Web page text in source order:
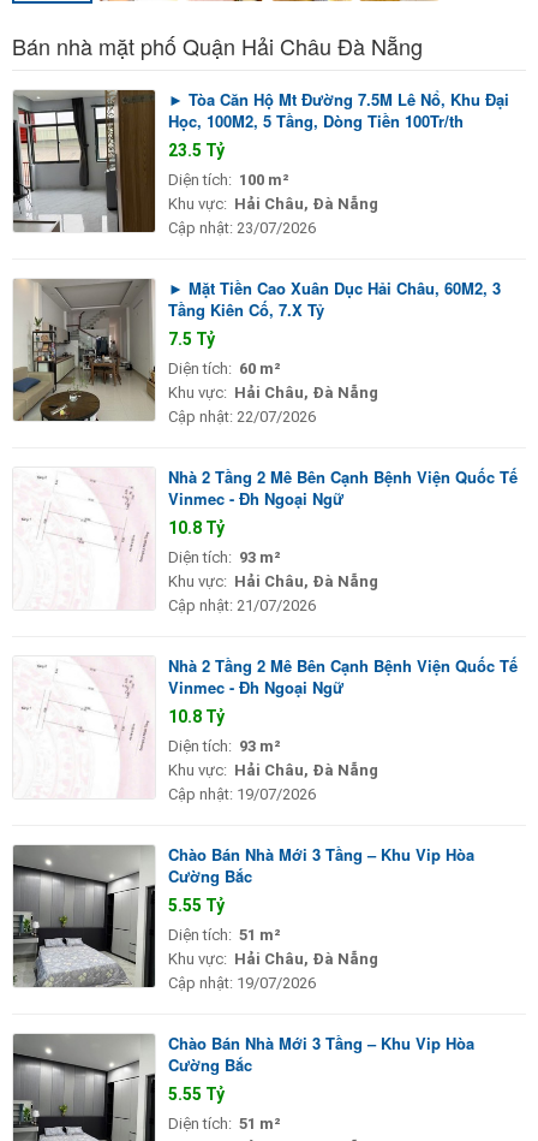
Bán nhà mặt phố Quận Hải Châu Đà Nẵng
► Tòa Căn Hộ Mt Đường 7.5M Lê Nổ, Khu Đại
Học, 100M2, 5 Tầng, Dòng Tiền 100Tr/th
23.5 Tỷ
Diện tích: 100 m²
Khu vực: Hải Châu, Đà Nẵng
Cập nhật: 23/07/2026
► Mặt Tiền Cao Xuân Dục Hải Châu, 60M2, 3
Tầng Kiên Cố, 7.X Tỷ
7.5 Tỷ
Diện tích: 60 m²
Khu vực: Hải Châu, Đà Nẵng
Cập nhật: 22/07/2026
Nhà 2 Tầng 2 Mê Bên Cạnh Bệnh Viện Quốc Tế
Vinmec - Đh Ngoại Ngữ
10.8 Tỷ
Diện tích: 93 m²
Khu vực: Hải Châu, Đà Nẵng
Cập nhật: 21/07/2026
Nhà 2 Tầng 2 Mê Bên Cạnh Bệnh Viện Quốc Tế
Vinmec - Đh Ngoại Ngữ
10.8 Tỷ
Diện tích: 93 m²
Khu vực: Hải Châu, Đà Nẵng
Cập nhật: 19/07/2026
Chào Bán Nhà Mới 3 Tầng – Khu Vip Hòa
Cường Bắc
5.55 Tỷ
Diện tích: 51 m²
Khu vực: Hải Châu, Đà Nẵng
Cập nhật: 19/07/2026
Chào Bán Nhà Mới 3 Tầng – Khu Vip Hòa
Cường Bắc
5.55 Tỷ
Diện tích: 51 m²